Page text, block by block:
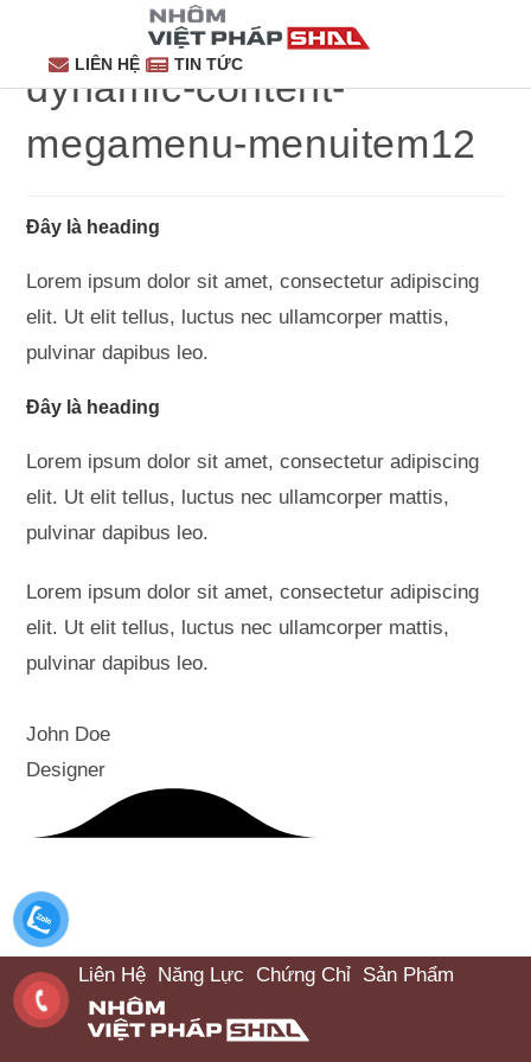
LIÊN HỆ TIN TỨC
dynamic-content-
megamenu-menuitem12
Đây là heading
Lorem ipsum dolor sit amet, consectetur adipiscing
elit. Ut elit tellus, luctus nec ullamcorper mattis,
pulvinar dapibus leo.
Đây là heading
Lorem ipsum dolor sit amet, consectetur adipiscing
elit. Ut elit tellus, luctus nec ullamcorper mattis,
pulvinar dapibus leo.
Lorem ipsum dolor sit amet, consectetur adipiscing
elit. Ut elit tellus, luctus nec ullamcorper mattis,
pulvinar dapibus leo.
John Doe
Designer
Liên Hệ Năng Lực Chứng Chỉ Sản Phẩm